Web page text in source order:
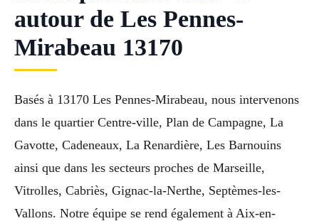
autour de Les Pennes-
Mirabeau 13170
Basés à 13170 Les Pennes-Mirabeau, nous intervenons
dans le quartier Centre-ville, Plan de Campagne, La
Gavotte, Cadeneaux, La Renardière, Les Barnouins
ainsi que dans les secteurs proches de Marseille,
Vitrolles, Cabriès, Gignac-la-Nerthe, Septèmes-les-
Vallons. Notre équipe se rend également à Aix-en-